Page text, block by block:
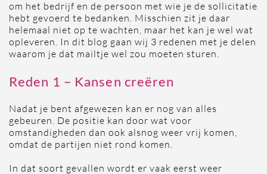
om het bedrijf en de persoon met wie je de sollicitatie
hebt gevoerd te bedanken. Misschien zit je daar
helemaal niet op te wachten, maar het kan je wel wat
opleveren. In dit blog gaan wij 3 redenen met je delen
waarom je dat mailtje wel zou moeten sturen.
Reden 1 – Kansen creëren
Nadat je bent afgewezen kan er nog van alles
gebeuren. De positie kan door wat voor
omstandigheden dan ook alsnog weer vrij komen,
omdat de partijen niet rond komen.
In dat soort gevallen wordt er vaak eerst weer